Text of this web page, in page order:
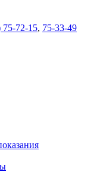
75-72-15, 75-33-49